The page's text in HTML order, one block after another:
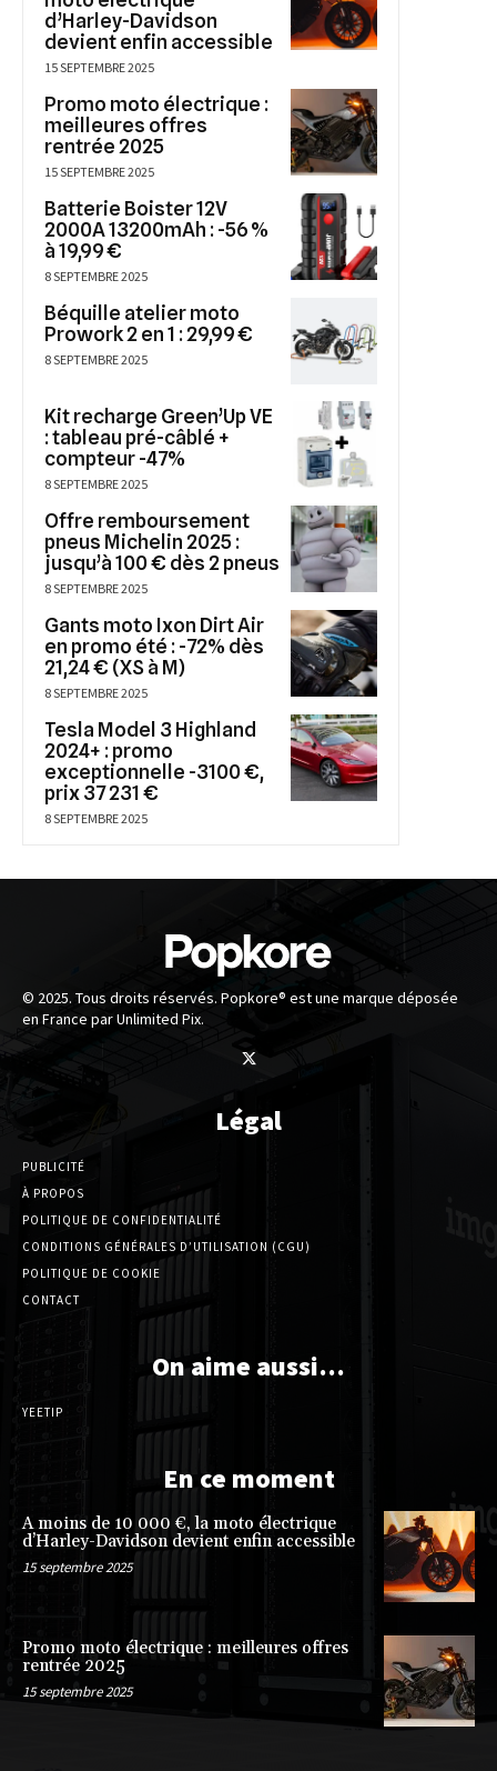
d’Harley-Davidson
devient enfin accessible
15 SEPTEMBRE 2025
Promo moto électrique :
meilleures offres
rentrée 2025
15 SEPTEMBRE 2025
Batterie Boister 12V
2000A 13200mAh : -56 %
à 19,99 €
8 SEPTEMBRE 2025
Béquille atelier moto
Prowork 2 en 1 : 29,99 €
8 SEPTEMBRE 2025
Kit recharge Green’Up VE
: tableau pré-câblé +
compteur -47%
8 SEPTEMBRE 2025
Offre remboursement
pneus Michelin 2025 :
jusqu’à 100 € dès 2 pneus
8 SEPTEMBRE 2025
Gants moto Ixon Dirt Air
en promo été : -72% dès
21,24 € (XS à M)
8 SEPTEMBRE 2025
Tesla Model 3 Highland
2024+ : promo
exceptionnelle -3100 €,
prix 37 231 €
8 SEPTEMBRE 2025
© 2025. Tous droits réservés. Popkore® est une marque déposée
en France par Unlimited Pix.
Légal
PUBLICITÉ
À PROPOS
POLITIQUE DE CONFIDENTIALITÉ
CONDITIONS GÉNÉRALES D’UTILISATION (CGU)
POLITIQUE DE COOKIE
CONTACT
On aime aussi…
YEETIP
En ce moment
A moins de 10 000 €, la moto électrique
d’Harley-Davidson devient enfin accessible
15 septembre 2025
Promo moto électrique : meilleures offres
rentrée 2025
15 septembre 2025